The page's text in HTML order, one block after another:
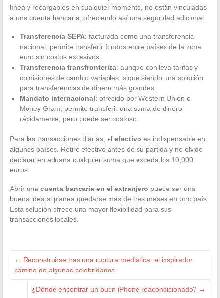
línea y recargables en cualquier momento, no están vinculadas
a una cuenta bancaria, ofreciendo así una seguridad adicional.
Transferencia SEPA: facturada como una transferencia
nacional, permite transferir fondos entre países de la zona
euro sin costos excesivos.
Transferencia transfronteriza: aunque conlleva tarifas y
comisiones de cambio variables, sigue siendo una solución
para transferencias de dinero más grandes.
Mandato internacional: ofrecido por Western Union o
Money Gram, permite transferir una suma de dinero
rápidamente, pero puede ser costoso.
Para las transacciones diarias, el efectivo es indispensable en
algunos países. Retire efectivo antes de su partida y no olvide
declarar en aduana cualquier suma que exceda los 10,000
euros.
Abrir una cuenta bancaria en el extranjero puede ser una
buena idea si planea quedarse más de tres meses en otro país.
Esta solución ofrece una mayor flexibilidad para sus
transacciones locales.
← Reconstruirse tras una ruptura mediática: el inspirador
camino de algunas celebridades
¿Dónde encontrar un buen iPhone reacondicionado? →